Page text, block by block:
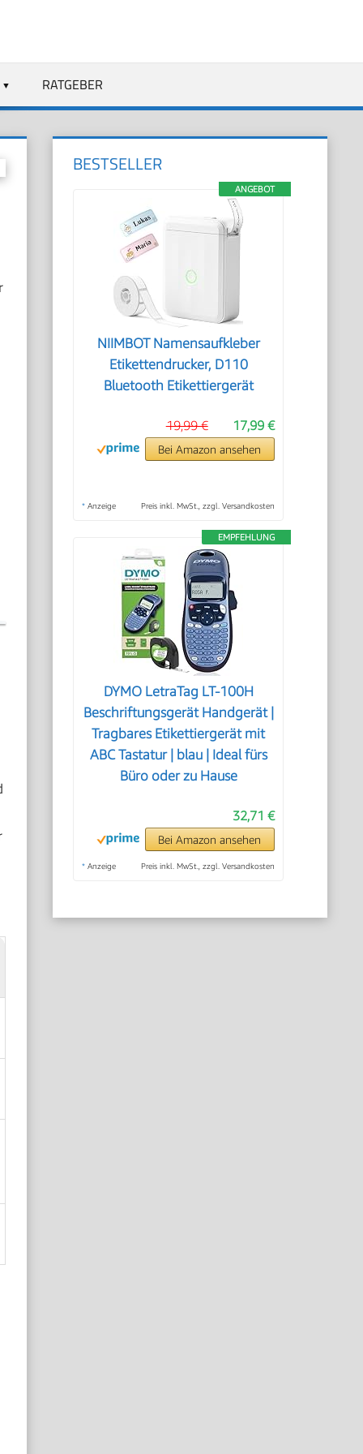
RATGEBER
BESTSELLER
ANGEBOT
NIIMBOT Namensaufkleber
Etikettendrucker, D110
Bluetooth Etikettiergerät
17,99 €
19,99 €
Bei Amazon ansehen
* Anzeige Preis inkl. MwSt., zzgl. Versandkosten
EMPFEHLUNG
DYMO LetraTag LT-100H
Beschriftungsgerät Handgerät |
Tragbares Etikettiergerät mit
ABC Tastatur | blau | Ideal fürs
Büro oder zu Hause
32,71 €
Bei Amazon ansehen
* Anzeige Preis inkl. MwSt., zzgl. Versandkosten